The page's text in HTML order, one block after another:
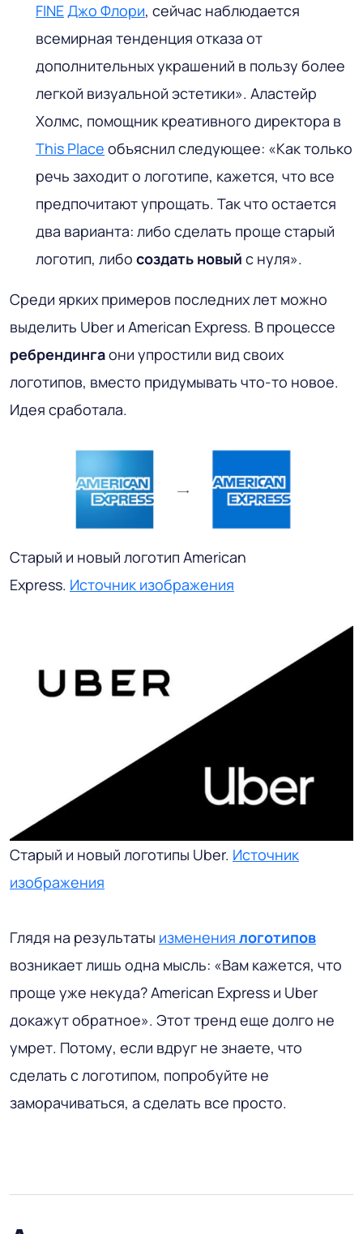
FINEДжо Флори, сейчас наблюдается
всемирная тенденция отказа от
дополнительных украшений в пользу более
легкой визуальной эстетики». Аластейр
Холмс, помощник креативного директора в
This Place объяснил следующее: «Как только
речь заходит о логотипе, кажется, что все
предпочитают упрощать. Так что остается
два варианта: либо сделать проще старый
логотип, либо создать новый с нуля».
Среди ярких примеров последних лет можно
выделить Uber и American Express. В процессе
ребрендингаони упростили вид своих
логотипов, вместо придумывать что-то новое.
Идея сработала.
Старый и новый логотип American
Express. Источник изображения
Старый и новый логотипы Uber. Источник
изображения
Глядя на результаты изменения логотипов
возникает лишь одна мысль: «Вам кажется, что
проще уже некуда? American Express и Uber
докажут обратное». Этот тренд еще долго не
умрет. Потому, если вдруг не знаете, что
сделать с логотипом, попробуйте не
заморачиваться, а сделать все просто.